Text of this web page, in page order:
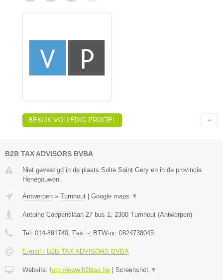
BEKIJK VOLLEDIG PROFIEL
B2B TAX ADVISORS BVBA
Niet gevestigd in de plaats Solre Saint Gery en in de provincie
Henegouwen.
Antwerpen » Turnhout Google maps ▼
Antoine Coppenslaan 27 bus 1, 2300 Turnhout (Antwerpen)
Tel: 014-891740, Fax: -, BTW-nr: 0824738045
E-mail › B2B TAX ADVISORS BVBA
Website: http://www.b2btax.be Screenshot ▼